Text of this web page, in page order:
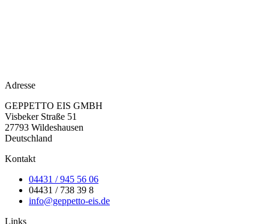
Adresse
GEPPETTO EIS GMBH
Visbeker Straße 51
27793 Wildeshausen
Deutschland
Kontakt
04431 / 945 56 06
04431 / 738 39 8
info@geppetto-eis.de
Links